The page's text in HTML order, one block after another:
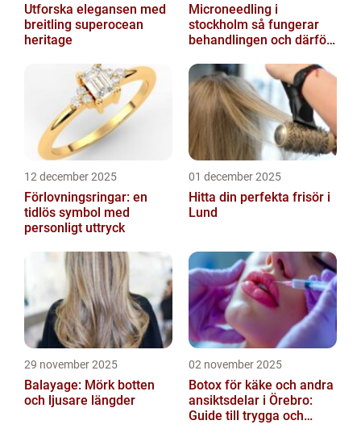
Utforska elegansen med
breitling superocean
heritage
Microneedling i
stockholm så fungerar
behandlingen och därför
12 december 2025
Förlovningsringar: en
tidlös symbol med
personligt uttryck
01 december 2025
Hitta din perfekta frisör i
Lund
29 november 2025
Balayage: Mörk botten
och ljusare längder
02 november 2025
Botox för käke och andra
ansiktsdelar i Örebro:
Guide till trygga och